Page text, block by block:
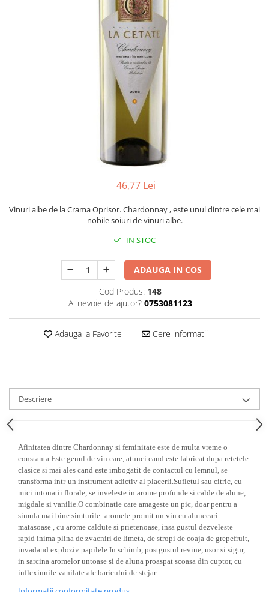
46,77 Lei
Vinuri albe de la Crama Oprisor. Chardonnay , este unul dintre cele mai
nobile soiuri de vinuri albe.
IN STOC
ADAUGA IN COS
Cod Produs: 148
Ai nevoie de ajutor? 0753081123
Adauga la Favorite Cere informatii
Descriere
Afinitatea dintre Chardonnay si feminitate este de multa vreme o
constanta.Este genul de vin care, atunci cand este fabricat dupa retetele
clasice si mai ales cand este imbogatit de contactul cu lemnul, se
transforma intr-un instrument adictiv al placerii.Sufletul sau citric, cu
mici intonatii florale, se inveleste in arome profunde si calde de alune,
migdale si vanilie.O combinatie care amageste un pic, doar pentru a
simula mai bine simturile: aromele promit un vin cu alunecari
matasoase , cu arome caldute si prietenoase, insa gustul dezveleste
rapid inima plina de zvacniri de limeta, de stropi de coaja de grepefruit,
invadand exploziv papilele.In schimb, postgustul revine, usor si sigur,
in sarcina aromelor untoase si de aluna proaspat scoasa din cuptor, cu
inflexiunile vanilate ale baricului de stejar.